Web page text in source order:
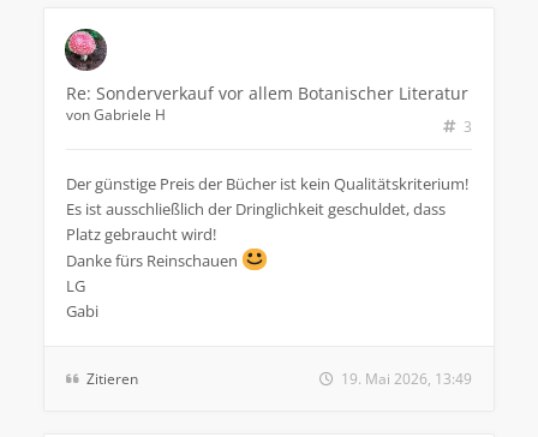
Re: Sonderverkauf vor allem Botanischer Literatur
3
vonGabriele H
Der günstige Preis der Bücher ist kein Qualitätskriterium!
Es ist ausschließlich der Dringlichkeit geschuldet, dass
Platz gebraucht wird!
Danke fürs Reinschauen
LG
Gabi
Zitieren 19. Mai 2026, 13:49